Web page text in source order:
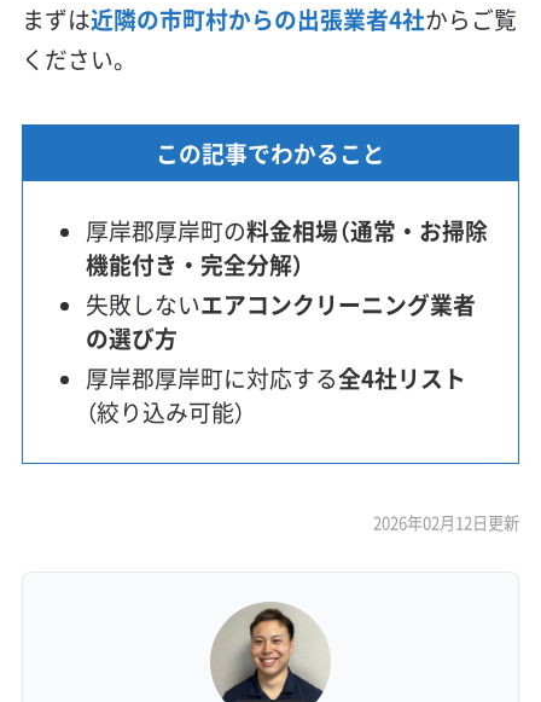
まずは近隣の市町村からの出張業者4社からご覧
ください。
この記事でわかること
厚岸郡厚岸町の料金相場（通常・お掃除
機能付き・完全分解）
失敗しないエアコンクリーニング業者
の選び方
厚岸郡厚岸町に対応する全4社リスト
（絞り込み可能）
2026年02月12日更新